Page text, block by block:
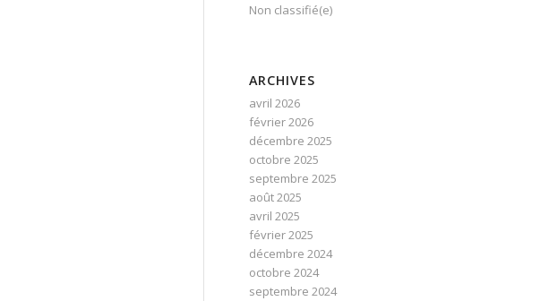
Non classifié(e)
ARCHIVES
avril 2026
février 2026
décembre 2025
octobre 2025
septembre 2025
août 2025
avril 2025
février 2025
décembre 2024
octobre 2024
septembre 2024